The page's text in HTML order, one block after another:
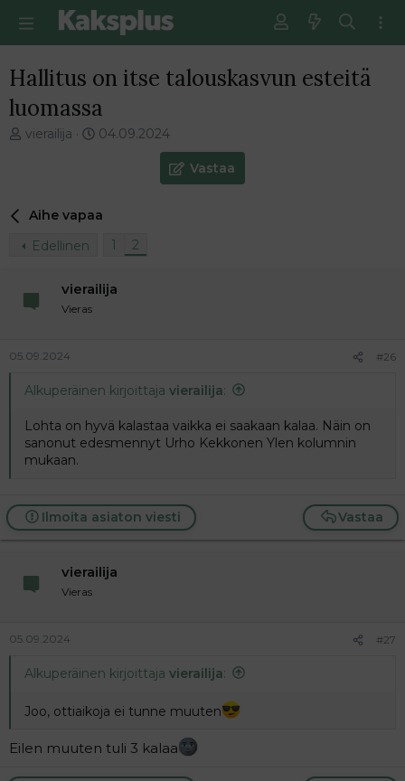
Hallitus on itse talouskasvun esteitä
luomassa
V
e
u
l
i
t
a
j
vierailija
E
m
e
t
04.09.2024
Vastaa
Aihe vapaa
Edellinen
1 2
vierailija
Vieras
05.09.2024 #26
Alkuperäinen kirjoittaja vierailija:
Lohta on hyvä kalastaa vaikka ei saakaan kalaa. Näin on
sanonut edesmennyt Urho Kekkonen Ylen kolumnin
mukaan.
Vastaa
Ilmoita asiaton viesti
vierailija
Vieras
05.09.2024 #27
Alkuperäinen kirjoittaja vierailija:
Joo, ottiaikoja ei tunne muuten
Eilen muuten tuli 3 kalaa